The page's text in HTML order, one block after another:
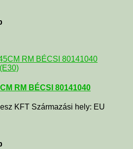
RM BÉCSI 80141040
KFT Származási hely: EU